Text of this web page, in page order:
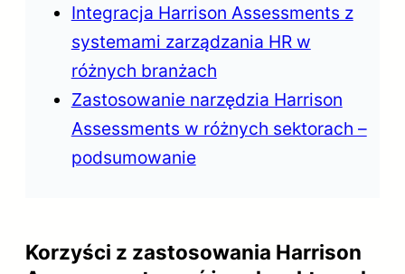
Integracja Harrison Assessments z
systemami zarządzania HR w
różnych branżach
Zastosowanie narzędzia Harrison
Assessments w różnych sektorach –
podsumowanie
Korzyści z zastosowania Harrison